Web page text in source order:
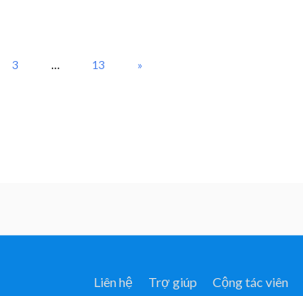
3 … 13 »
Liên hệ Trợ giúp Cộng tác viên